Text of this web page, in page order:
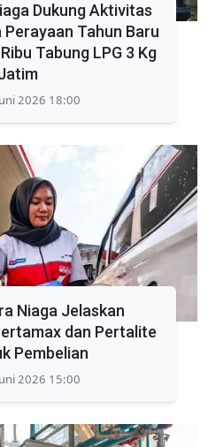
Dukung Aktivitas
Tahun Baru
Tabung LPG 3 Kg
2026 18:00
Niaga Jelaskan
dan Pertalite
Pembelian
2026 15:00